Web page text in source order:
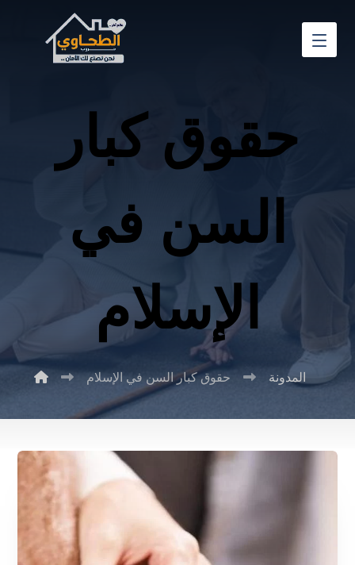
حقوق كبار
السن في
الإسلام
المدونة حقوق كبار السن في الإسلام